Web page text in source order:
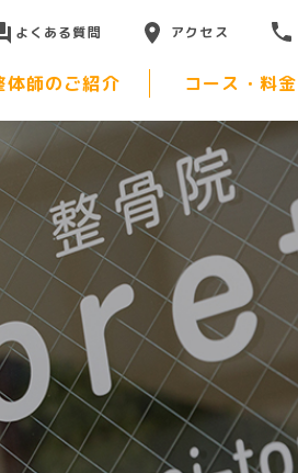
よくある質問 アクセス
体師のご紹介 コース・料金